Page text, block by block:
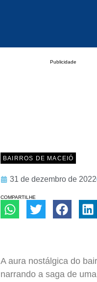
Publicidade
BAIRROS DE MACEIÓ
31 de dezembro de 2022
COMPARTILHE
A aura nostálgica do
narrando a saga de